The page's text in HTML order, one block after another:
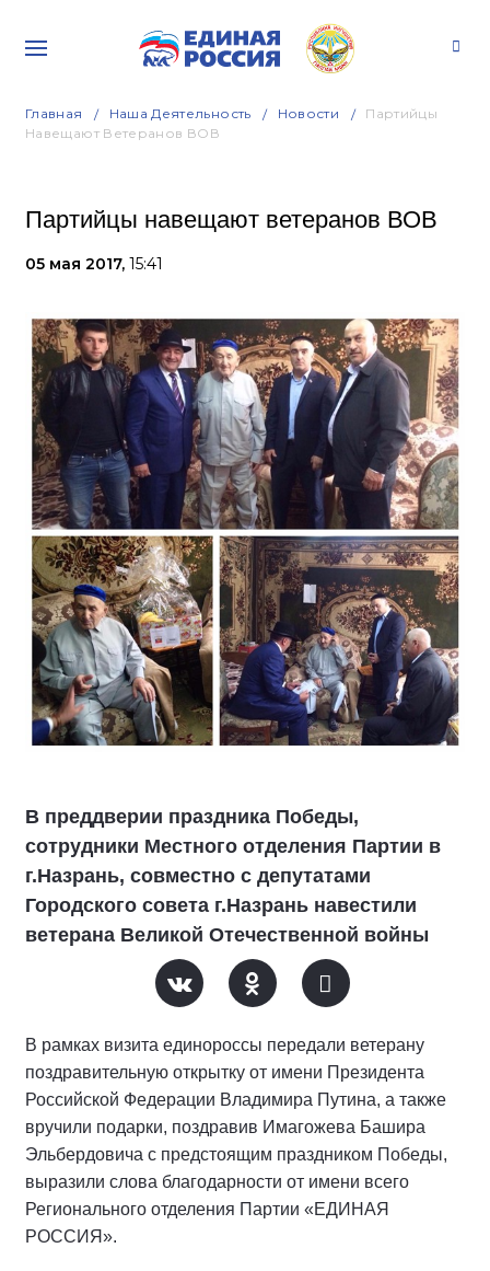
Главная Наша Деятельность Новости
Партийцы
Навещают Ветеранов ВОВ
Партийцы навещают ветеранов ВОВ
05 мая 2017, 15:41
В преддверии праздника Победы,
сотрудники Местного отделения Партии в
г.Назрань, совместно с депутатами
Городского совета г.Назрань навестили
ветерана Великой Отечественной войны
В рамках визита единороссы передали ветерану
поздравительную открытку от имени Президента
Российской Федерации Владимира Путина, а также
вручили подарки, поздравив Имагожева Башира
Эльбердовича с предстоящим праздником Победы,
выразили слова благодарности от имени всего
Регионального отделения Партии «ЕДИНАЯ
РОССИЯ».